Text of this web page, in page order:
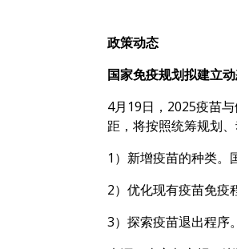
政策动态
国家免疫规划拟建立
4月19日，2025疫苗
距，将按照统筹规划
1）新增疫苗的种类。
2）优化现有疫苗免疫
3）探索疫苗退出程序